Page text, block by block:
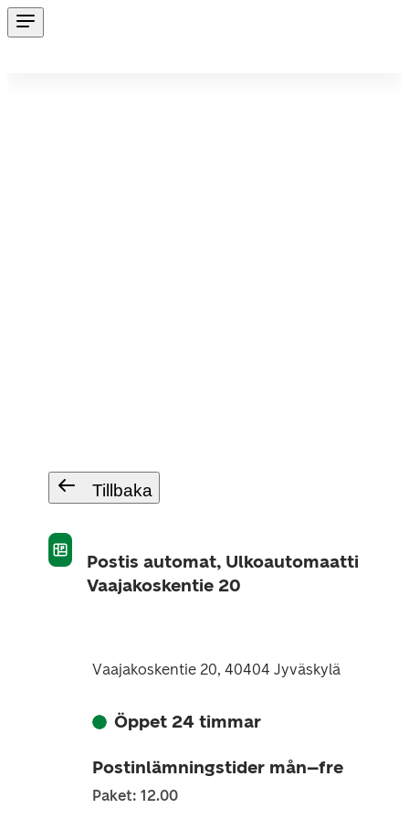
Tillbaka
Postis automat, Ulkoautomaatti
Vaajakoskentie 20
Vaajakoskentie 20, 40404 Jyväskylä
Öppet 24 timmar
Postinlämningstider mån–fre
Paket: 12.00